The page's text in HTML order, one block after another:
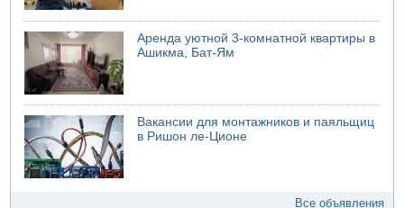
Аренда уютной 3-комнатной квартиры в
Ашикма, Бат-Ям
Вакансии для монтажников и паяльщиц
в Ришон ле-Ционе
Все объявления